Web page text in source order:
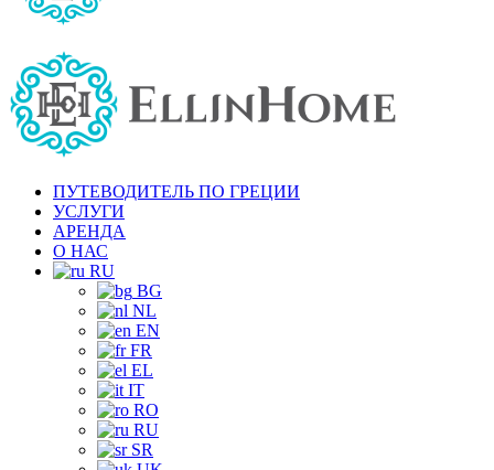
ПУТЕВОДИТЕЛЬ ПО ГРЕЦИИ
УСЛУГИ
АРЕНДА
О НАС
RU
BG
NL
EN
FR
EL
IT
RO
RU
SR